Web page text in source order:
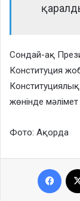
Сондай-ақ
Конституция
жөнінде мәлімет
Фото: Ақорда